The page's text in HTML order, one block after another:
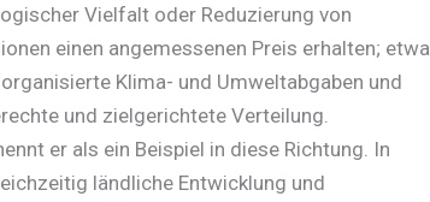
Vielfalt oder Reduzierung von
einen angemessenen Preis erhalten; etwa
Klima- und Umweltabgaben und
und zielgerichtete Verteilung.
er als ein Beispiel in diese Richtung. In
ländliche Entwicklung und